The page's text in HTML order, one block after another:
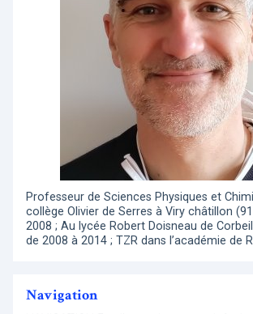
Professeur de Sciences Physiques et
collège Olivier de Serres à Viry châtillon
2008 ; Au lycée Robert Doisneau de
de 2008 à 2014 ; TZR dans l’académie de
Navigation